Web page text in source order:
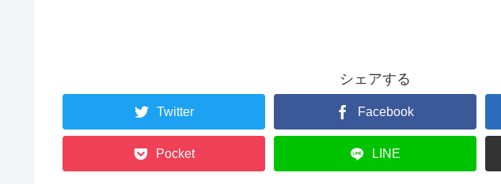
シェアする
Twitter Facebook
Pocket LINE